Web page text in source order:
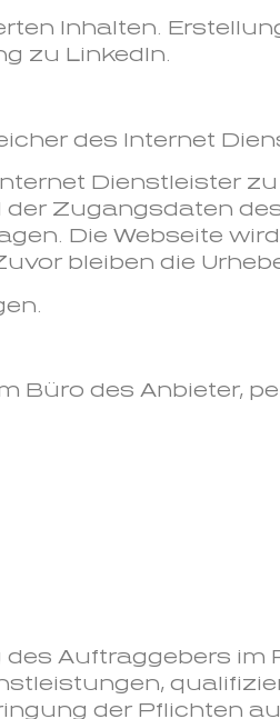
Inhalten.
zu LinkedIn.
des Internet
Dienstleister
Zugangsdaten
Die Webseite
bleiben die
Büro des Anbieter,
Auftraggebers im
der Pflichten